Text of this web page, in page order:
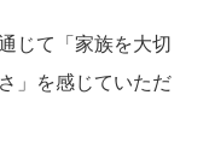
じて「家族を大切
」を感じていただ